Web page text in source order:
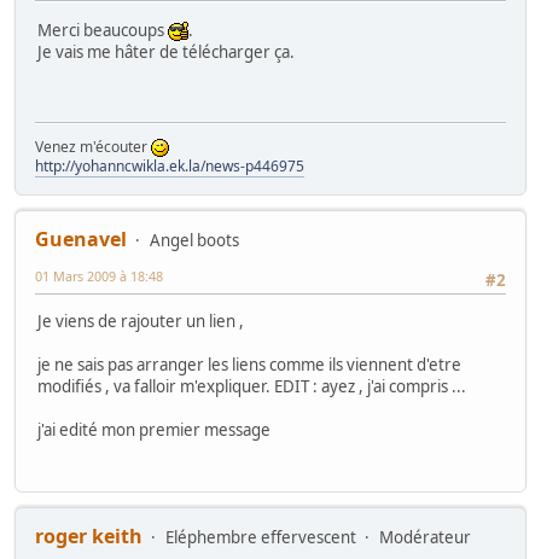
Merci beaucoups
.
Je vais me hâter de télécharger ça.
Venez m'écouter
http://yohanncwikla.ek.la/news-p446975
Guenavel
Angel boots
#2
01 Mars 2009 à 18:48
Je viens de rajouter un lien ,
je ne sais pas arranger les liens comme ils viennent d'etre
modifiés , va falloir m'expliquer. EDIT : ayez , j'ai compris ...
j'ai edité mon premier message
roger keith Eléphembre effervescent
Modérateur